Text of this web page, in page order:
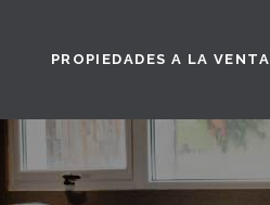
PROPIEDADES A LA VENTA